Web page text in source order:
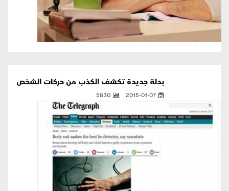
بدلة جديدة تكشف الكذب من حركات الشخص
2015-01-07
5830